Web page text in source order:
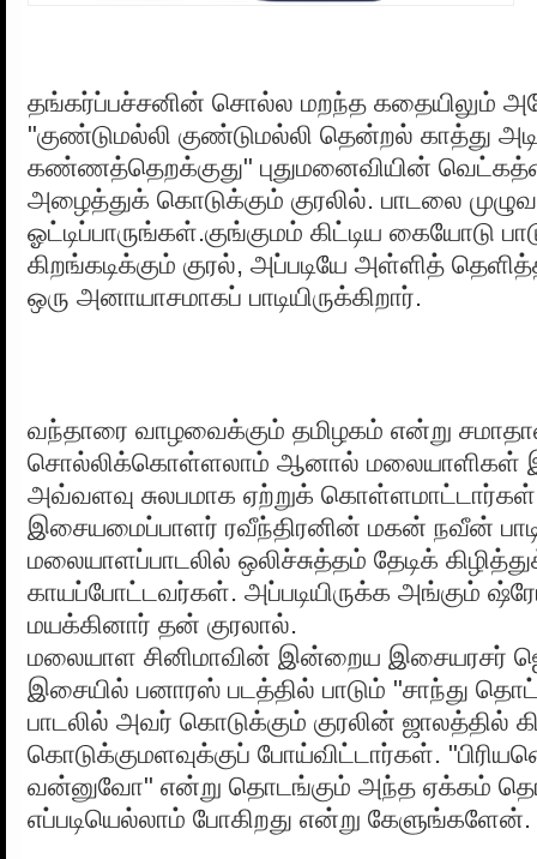
தங்கர்ப்பச்சனின் சொல்ல மறந்த கதையிலும்
"குண்டுமல்லி குண்டுமல்லி தென்றல் காத்து
கண்ணத்தெறக்குது" புதுமனைவியின்
அழைத்துக் கொடுக்கும் குரலில். பாடலை
ஓட்டிப்பாருங்கள்.குங்குமம் கிட்டிய கையோடு
கிறங்கடிக்கும் குரல், அப்படியே அள்ளித்
ஒரு அனாயாசமாகப் பாடியிருக்கிறார்.
வந்தாரை வாழவைக்கும் தமிழகம் என்று
சொல்லிக்கொள்ளலாம் ஆனால் மலையாளிகள்
அவ்வளவு சுலபமாக ஏற்றுக்
இசையமைப்பாளர் ரவீந்திரனின் மகன் நவீன்
மலையாளப்பாடலில் ஒலிச்சுத்தம் தேடிக்
காயப்போட்டவர்கள். அப்படியிருக்க அங்கும்
மயக்கினார் தன் குரலால்.
மலையாள சினிமாவின் இன்றைய இசையரசர்
இசையில் பனாரஸ் படத்தில் பாடும் "சாந்து
பாடலில் அவர் கொடுக்கும் குரலின் ஜாலத்தில்
கொடுக்குமளவுக்குப் போய்விட்டார்கள்.
வன்னுவோ" என்று தொடங்கும் அந்த ஏக்கம்
எப்படியெல்லாம் போகிறது என்று கேளுங்களேன்.